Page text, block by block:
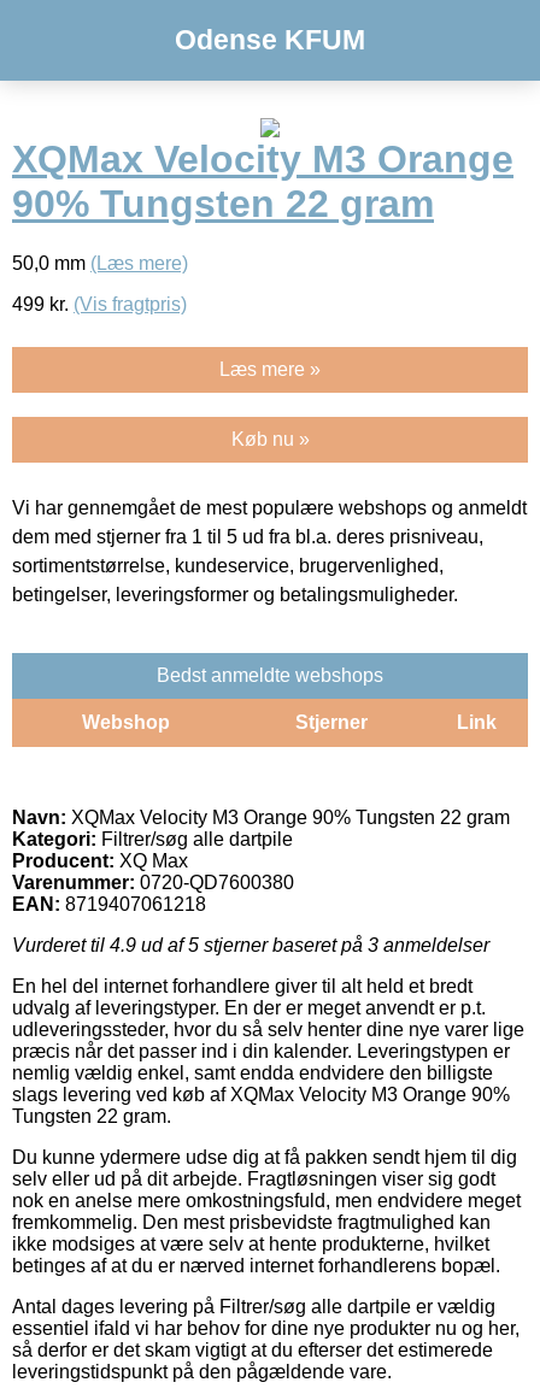
Odense KFUM
XQMax Velocity M3 Orange
90% Tungsten 22 gram
50,0 mm (Læs mere)
499 kr. (Vis fragtpris)
Læs mere »
Køb nu »
Vi har gennemgået de mest populære webshops og anmeldt
dem med stjerner fra 1 til 5 ud fra bl.a. deres prisniveau,
sortimentstørrelse, kundeservice, brugervenlighed,
betingelser, leveringsformer og betalingsmuligheder.
Bedst anmeldte webshops
Webshop Stjerner Link
Navn: XQMax Velocity M3 Orange 90% Tungsten 22 gram
Kategori: Filtrer/søg alle dartpile
Producent: XQ Max
Varenummer: 0720-QD7600380
EAN: 8719407061218
Vurderet til 4.9 ud af 5 stjerner baseret på 3 anmeldelser
En hel del internet forhandlere giver til alt held et bredt
udvalg af leveringstyper. En der er meget anvendt er p.t.
udleveringssteder, hvor du så selv henter dine nye varer lige
præcis når det passer ind i din kalender. Leveringstypen er
nemlig vældig enkel, samt endda endvidere den billigste
slags levering ved køb af XQMax Velocity M3 Orange 90%
Tungsten 22 gram.
Du kunne ydermere udse dig at få pakken sendt hjem til dig
selv eller ud på dit arbejde. Fragtløsningen viser sig godt
nok en anelse mere omkostningsfuld, men endvidere meget
fremkommelig. Den mest prisbevidste fragtmulighed kan
ikke modsiges at være selv at hente produkterne, hvilket
betinges af at du er nærved internet forhandlerens bopæl.
Antal dages levering på Filtrer/søg alle dartpile er vældig
essentiel ifald vi har behov for dine nye produkter nu og her,
så derfor er det skam vigtigt at du efterser det estimerede
leveringstidspunkt på den pågældende vare.